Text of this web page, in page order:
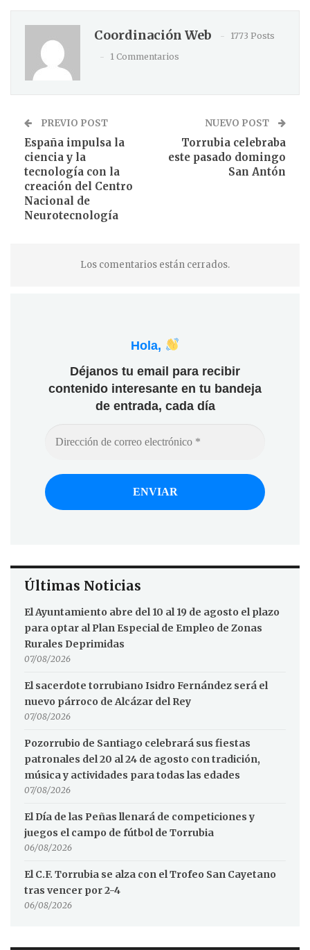
Coordinación Web
1773 Posts
1 Commentarios
PREVIO POST
España impulsa la
ciencia y la
tecnología con la
creación del Centro
Nacional de
Neurotecnología
NUEVO POST
Torrubia celebraba
este pasado domingo
San Antón
Los comentarios están cerrados.
Hola,
Déjanos tu email para recibir
contenido interesante en tu bandeja
de entrada, cada día
Últimas Noticias
El Ayuntamiento abre del 10 al 19 de agosto el plazo
para optar al Plan Especial de Empleo de Zonas
Rurales Deprimidas
07/08/2026
El sacerdote torrubiano Isidro Fernández será el
nuevo párroco de Alcázar del Rey
07/08/2026
Pozorrubio de Santiago celebrará sus fiestas
patronales del 20 al 24 de agosto con tradición,
música y actividades para todas las edades
07/08/2026
El Día de las Peñas llenará de competiciones y
juegos el campo de fútbol de Torrubia
06/08/2026
El C.F. Torrubia se alza con el Trofeo San Cayetano
tras vencer por 2-4
06/08/2026